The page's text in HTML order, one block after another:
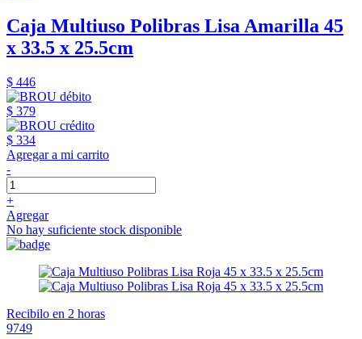
Caja Multiuso Polibras Lisa Amarilla 45
x 33.5 x 25.5cm
$ 446
$ 379
$ 334
Agregar a mi carrito
-
+
Agregar
No hay suficiente stock disponible
Recibilo en 2 horas
9749